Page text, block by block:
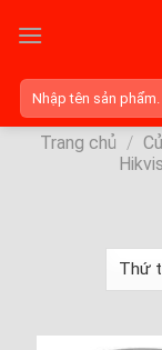
Tìm
kiếm:
Trang chủ /